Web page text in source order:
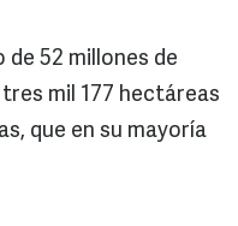
52 millones de
mil 177 hectáreas
que en su mayoría